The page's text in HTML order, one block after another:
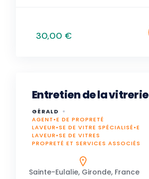
30,00 €
Entretien de la vitrerie
GÉRALD
AGENT•E DE PROPRETÉ
LAVEUR•SE DE VITRE SPÉCIALISÉ•E
LAVEUR•SE DE VITRES
PROPRETÉ ET SERVICES ASSOCIÉS
Sainte-Eulalie, Gironde, France